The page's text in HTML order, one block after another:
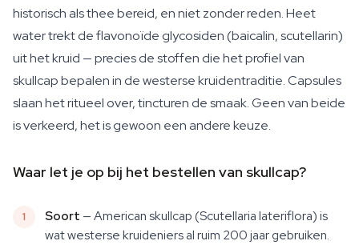
historisch als thee bereid, en niet zonder reden. Heet
water trekt de flavonoïde glycosiden (baicalin, scutellarin)
uit het kruid — precies de stoffen die het profiel van
skullcap bepalen in de westerse kruidentraditie. Capsules
slaan het ritueel over, tincturen de smaak. Geen van beide
is verkeerd, het is gewoon een andere keuze.
Waar let je op bij het bestellen van skullcap?
Soort — American skullcap (Scutellaria lateriflora) is
wat westerse kruideniers al ruim 200 jaar gebruiken.